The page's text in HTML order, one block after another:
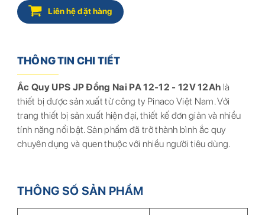
Liên hệ đặt hàng
THÔNG TIN CHI TIẾT
Ắc Quy UPS JP Đồng Nai PA 12-12 - 12V 12Ah là
thiết bị được sản xuất từ công ty Pinaco Việt Nam. Với
trang thiết bị sản xuất hiện đại, thiết kế đơn giản và nhiều
tính năng nổi bật. Sản phẩm đã trở thành bình ắc quy
chuyên dụng và quen thuộc với nhiều người tiêu dùng.
THÔNG SỐ SẢN PHẨM